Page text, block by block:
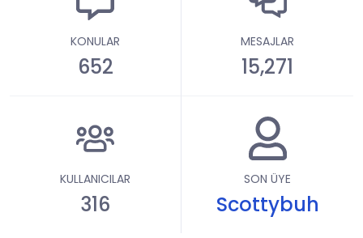
KONULAR
652
MESAJLAR
15,271
KULLANICILAR
316
SON ÜYE
Scottybuh